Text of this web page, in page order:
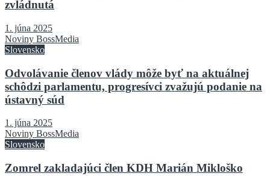
zvládnutá
1. júna 2025
Noviny BossMedia
Slovensko
Odvolávanie členov vlády môže byť na aktuálnej
schôdzi parlamentu, progresívci zvažujú podanie na
ústavný súd
1. júna 2025
Noviny BossMedia
Slovensko
Zomrel zakladajúci člen KDH Marián Mikloško